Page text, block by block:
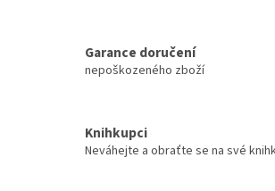
Garance doručení
nepoškozeného zboží
Knihkupci
Neváhejte a obraťte se na své